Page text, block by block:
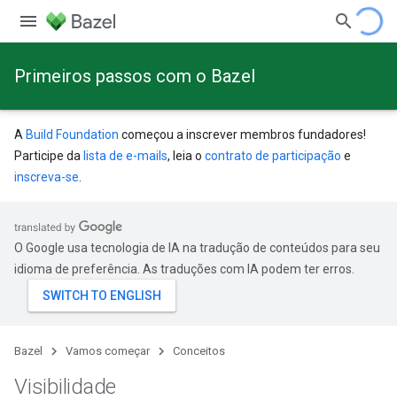
Primeiros passos com o Bazel
A Build Foundation começou a inscrever membros fundadores!
Participe da lista de e-mails, leia o contrato de participação e
inscreva-se
O Google usa tecnologia de IA na tradução de conteúdos para seu
idioma de preferência. As traduções com IA podem ter erros.
Bazel Vamos começar Conceitos
Visibilidade